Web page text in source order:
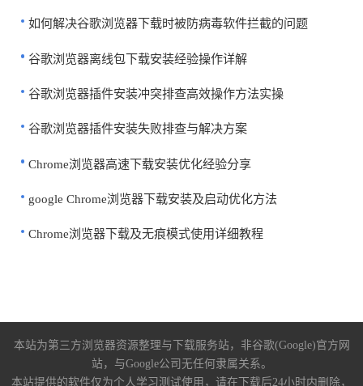
如何解决谷歌浏览器下载时被防病毒软件拦截的问题
谷歌浏览器离线包下载安装经验操作详解
谷歌浏览器插件安装冲突排查高效操作方法实操
谷歌浏览器插件安装失败排查与解决方案
Chrome浏览器高速下载安装优化经验分享
google Chrome浏览器下载安装及启动优化方法
Chrome浏览器下载及无痕模式使用详细教程
本站为第三方浏览器资源整理与下载服务站，非谷歌(Google)官方网
站，与Google公司无任何隶属关系。
本站提供的软件仅为个人学习测试使用，请在下载后24小时内删除，